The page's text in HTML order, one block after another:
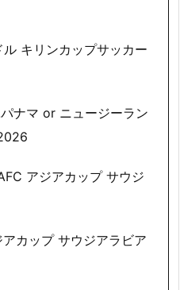
キリンカップサッカー
ナマ or ニュージーラン
アジアカップ サウジ
カップ サウジアラビア